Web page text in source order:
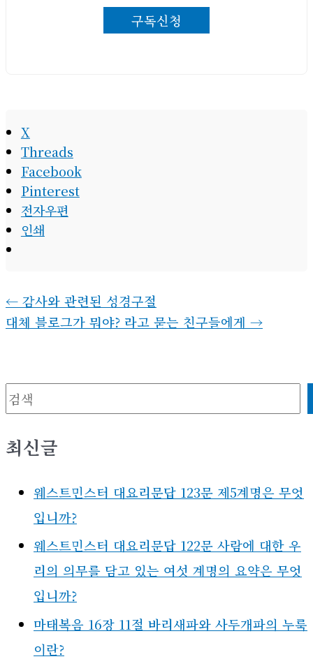
구독신청
X
Threads
Facebook
Pinterest
전자우편
인쇄
← 감사와 관련된 성경구절
대체 블로그가 뭐야? 라고 묻는 친구들에게 →
검색
최신글
웨스트민스터 대요리문답 123문 제5계명은 무엇
입니까?
웨스트민스터 대요리문답 122문 사람에 대한 우
리의 의무를 담고 있는 여섯 계명의 요약은 무엇
입니까?
마태복음 16장 11절 바리새파와 사두개파의 누룩
이란?